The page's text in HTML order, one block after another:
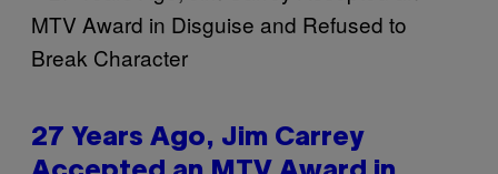
27 Years Ago, Jim Carrey